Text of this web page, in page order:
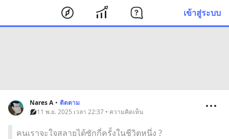
เข้าสู่ระบบ
Nares A • ติดตาม
11 พ.ย. 2025 เวลา 22:37 • ความคิดเห็น
คนเราจะใจสลายได้ซักกี่ครั้งในชีวิตหนึ่ง ?